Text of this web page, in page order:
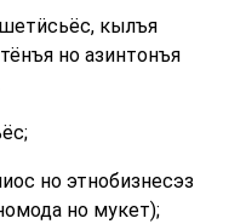
кылъя
но азинтонъя
но этнобизнесэз
но мукет);